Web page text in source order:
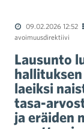
09.02.2026 12:52
avoimuusdirektiivi
Lausunto
laeiksi
tasa-
ja eräiden